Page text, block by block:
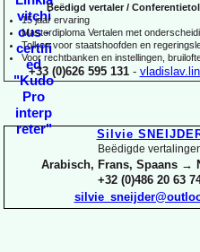
Beëdigd vertaler /
15 jaar ervaring
Masterdiploma Vertalen met
Tolken voor staatshoofden en
Voor rechtbanken en instellingen,
+33 (0)626 595 131-
Silvie
Beëdigde
Arabisch, Frans, Spaans →
+32 (0)486 20 63